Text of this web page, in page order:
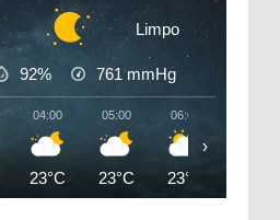
Limpo
92% 761mmHg
04:00
23°C
05:00
23°C
06:00
23°C
›